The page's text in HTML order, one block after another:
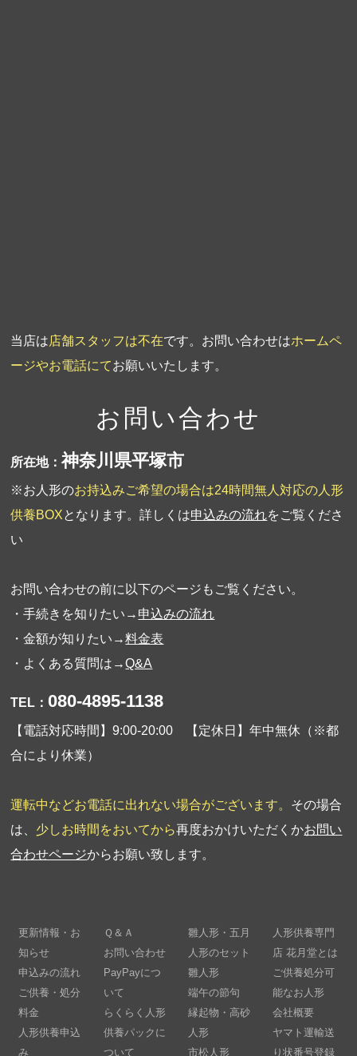
当店は店舗スタッフは不在です。お問い合わせはホームペ
ージやお電話にてお願いいたします。
お問い合わせ
所在地：神奈川県平塚市
※お人形のお持込みご希望の場合は24時間無人対応の人形
供養BOXとなります。詳しくは申込みの流れをご覧くださ
い
お問い合わせの前に以下のページもご覧ください。
・手続きを知りたい→ 申込みの流れ
・金額が知りたい→料金表
・よくある質問は→Q&A
TEL： 080-4895-1138
【電話対応時間】9:00-20:00 【定休日】年中無休（※都
合により休業）
運転中などお電話に出れない場合がございます。 その場合
は、 少しお時間をおいてから再度おかけいただくかお問い
合わせページからお願い致します。
更新情報・お
知らせ
申込みの流れ
ご供養・処分
料金
人形供養申込
み
Ｑ＆Ａ
お問い合わせ
PayPayにつ
いて
らくらく人形
供養パックに
ついて
雛人形・五月
人形のセット
雛人形
端午の節句
縁起物・高砂
人形
市松人形
人形供養専門
店 花月堂とは
ご供養処分可
能なお人形
会社概要
ヤマト運輸送
り状番号登録